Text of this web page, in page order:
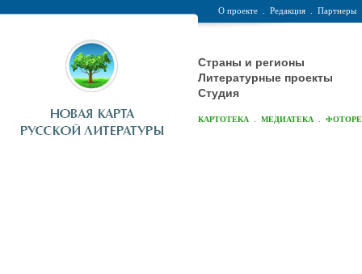
О проекте Редакция Партнеры
Страны и регионы
Литературные проекты
Студия
КАРТОТЕКА МЕДИАТЕКА